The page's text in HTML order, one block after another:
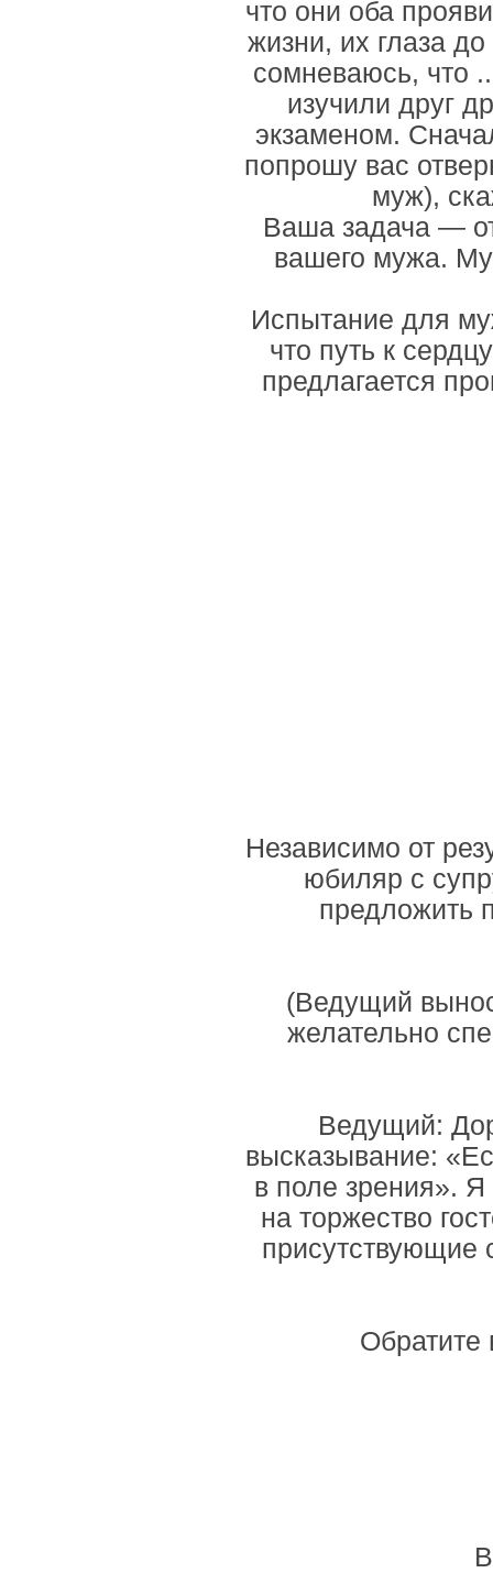
что они оба
жизни, их глаза
сомневаюсь, что
изучили друг
экзаменом.
попрошу вас
муж),
Ваша задача —
вашего мужа.
Испытание для
что путь к
предлагается
Независимо от
юбиляр с
предложить
(Ведущий
желательно
Ведущий:
высказывание:
в поле зрения».
на торжество
присутствующие
Обратите